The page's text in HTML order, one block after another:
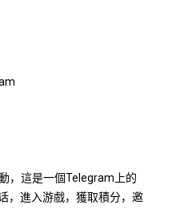
，這是一個Telegram上的
，進入游戲，獲取積分，邀